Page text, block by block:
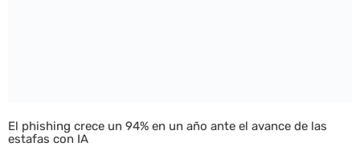
El phishing crece un 94% en un año ante el avance de las
estafas con IA